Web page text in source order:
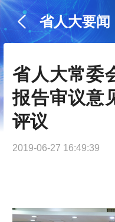
省人大要闻
省人大常委
报告审议意
评议
2019-06-27 16:49:39